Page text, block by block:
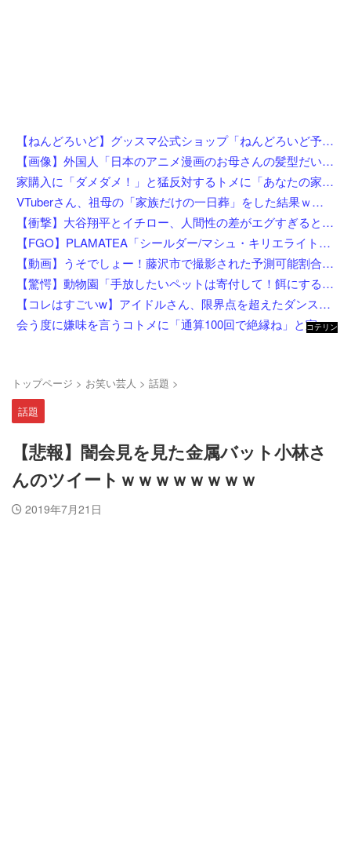
【ねんどろいど】グッスマ公式ショップ「ねんどろいど予約キャンペーン（2026年8月分）」【8月1日開始】
【画像】外国人「日本のアニメ漫画のお母さんの髪型だいたいこれだよなwwwwwwwww」←コレは分かるw w w w w w w w
家購入に「ダメダメ！」と猛反対するトメに「あなたの家じゃありません」と言い放った結果→激怒したトメが自ら〇〇を口にして最高の展開へｗｗｗｗｗｗ
VTuberさん、祖母の「家族だけの一日葬」をした結果ｗｗｗｗｗｗｗ
【衝撃】大谷翔平とイチロー、人間性の差がエグすぎると話題に←お前らコレ見てどう思う？？？？？？
【FGO】PLAMATEA「シールダー/マシュ・キリエライト〔オルテナウス〕」プラモデル【明日先行予約開始】
【動画】うそでしょー！藤沢市で撮影された予測可能割合が気になる事故のドラレコ。
【驚愕】動物園「手放したいペットは寄付して！餌にするから！」←これってどうなん？w w w w w w w w w w
【コレはすごいw】アイドルさん、限界点を超えたダンスを披露した結果w w w w w w w w
会う度に嫌味を言うコトメに「通算100回で絶縁ね」と宣言した私！カウント達成後、鍵を交換して庭で喚くコトメに仕掛けた恥ずかしすぎる撃退法←律儀に録音＆カウントしてて草
コテリン
トップページ > お笑い芸人 > 話題 >
話題
【悲報】闇会見を見た金属バット小林さ
んのツイートｗｗｗｗｗｗｗｗ
2019年7月21日